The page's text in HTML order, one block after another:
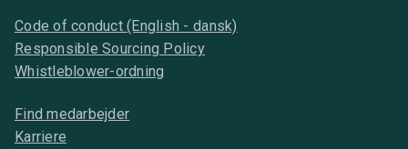
Code of conduct (English - dansk)
Responsible Sourcing Policy
Whistleblower-ordning
Find medarbejder
Karriere